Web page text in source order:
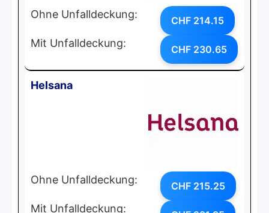
Ohne Unfalldeckung: CHF 214.15
Mit Unfalldeckung: CHF 230.65
Helsana
Ohne Unfalldeckung: CHF 215.25
Mit Unfalldeckung: